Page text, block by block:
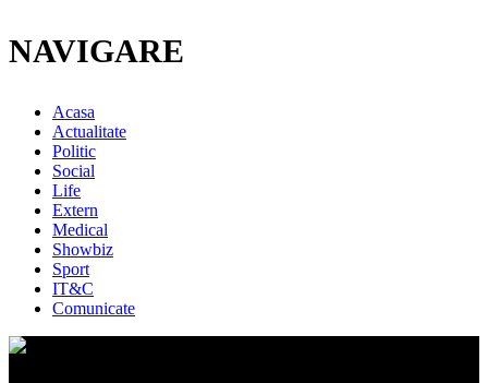
NAVIGARE
Acasa
Actualitate
Politic
Social
Life
Extern
Medical
Showbiz
Sport
IT&C
Comunicate